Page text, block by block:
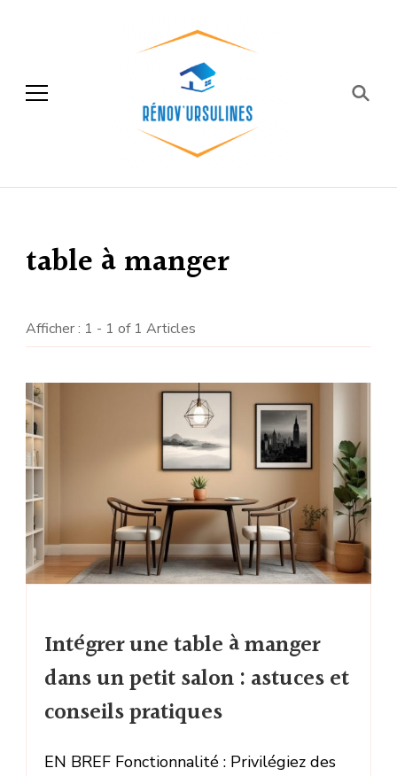
Rénov'ursulines
table à manger
Afficher : 1 - 1 of 1 Articles
Intégrer une table à manger
dans un petit salon : astuces et
conseils pratiques
EN BREF Fonctionnalité : Privilégiez des